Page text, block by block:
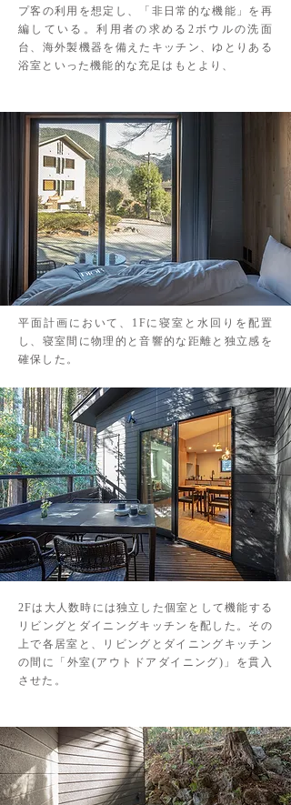
プ客の利用を想定し、「非日常的な機能」を再
編している。利用者の求める2ボウルの洗面
台、海外製機器を備えたキッチン、ゆとりある
浴室といった機能的な充足はもとより、
平面計画において、1Fに寝室と水回りを配置
し、寝室間に物理的と音響的な距離と独立感を
確保した。
2Fは大人数時には独立した個室として機能する
リビングとダイニングキッチンを配した。その
上で各居室と、リビングとダイニングキッチン
の間に「外室(アウトドアダイニング)」を貫入
させた。